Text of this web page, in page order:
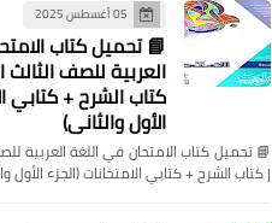
05 أغسطس 2025
📘 تحميل كتاب
كتاب الشرح + كتابي
الأول والثاني)
| كتاب الشرح + كتابي الامتحانات (الجزء الأول